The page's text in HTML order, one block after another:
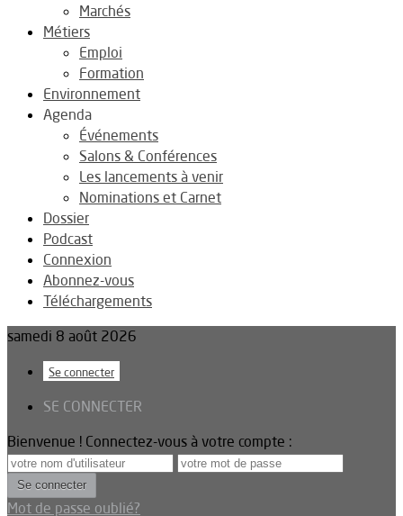
Marchés
Métiers
Emploi
Formation
Environnement
Agenda
Événements
Salons & Conférences
Les lancements à venir
Nominations et Carnet
Dossier
Podcast
Connexion
Abonnez-vous
Téléchargements
samedi 8 août 2026
Se connecter
SE CONNECTER
Bienvenue ! Connectez-vous à votre compte :
Mot de passe oublié?